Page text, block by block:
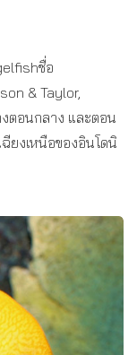
ชื่อ
& Taylor,
ตอนกลาง และตอน
ยงเหนือของอินโดนิ